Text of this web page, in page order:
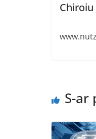
S-ar